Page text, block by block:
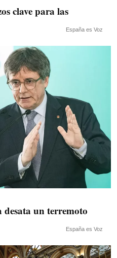
clave para las
España es Voz
un terremoto
España es Voz